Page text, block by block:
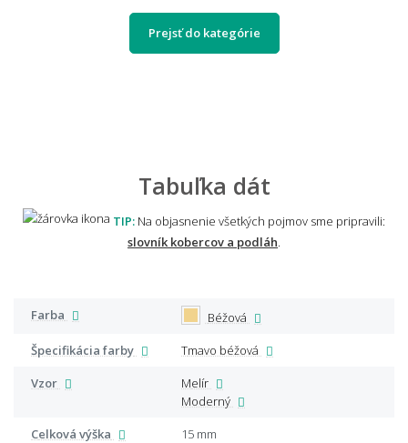
Prejsť do kategórie
Tabuľka dát
TIP: Na objasnenie všetkých pojmov sme pripravili:
slovník kobercov a podláh
Farba
Béžová
Špecifikácia farby
Tmavo béžová
Vzor
Melír
Moderný
Celková výška
15 mm